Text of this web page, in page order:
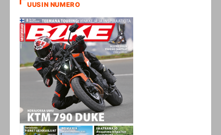
UUSIN NUMERO